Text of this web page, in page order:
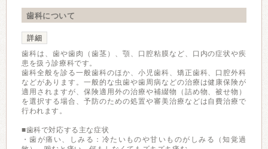
歯科について
詳細
歯科は、歯や歯肉（歯茎）、顎、口腔粘膜など、口内の症状や疾
患を扱う診療科です。
歯科全般を診る一般歯科のほか、小児歯科、矯正歯科、口腔外科
などがあります。一般的な虫歯や歯周病などの治療は健康保険が
適用されますが、保険適用外の治療や補綴物（詰め物、被せ物）
を選択する場合、予防のための処置や審美治療などは自費治療で
行われます。
■歯科で対応する主な症状
・歯が痛い、しみる：冷たいものや甘いものがしみる（知覚過